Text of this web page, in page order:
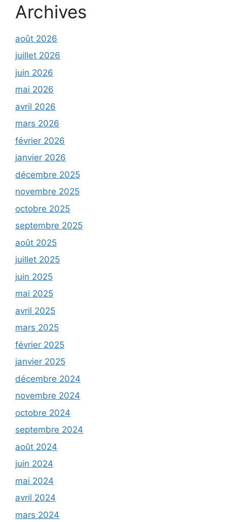
Archives
août 2026
juillet 2026
juin 2026
mai 2026
avril 2026
mars 2026
février 2026
janvier 2026
décembre 2025
novembre 2025
octobre 2025
septembre 2025
août 2025
juillet 2025
juin 2025
mai 2025
avril 2025
mars 2025
février 2025
janvier 2025
décembre 2024
novembre 2024
octobre 2024
septembre 2024
août 2024
juin 2024
mai 2024
avril 2024
mars 2024